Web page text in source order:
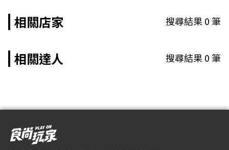
相關店家 搜尋結果0筆
相關達人 搜尋結果0筆